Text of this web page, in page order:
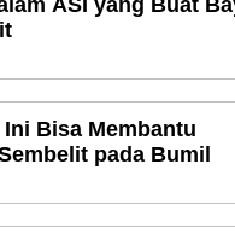
ASI yang Buat
Bisa Membantu
pada Bumil